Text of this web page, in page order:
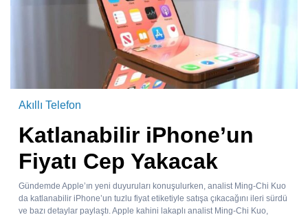
Akıllı Telefon
Katlanabilir iPhone’un
Fiyatı Cep Yakacak
Gündemde Apple’ın yeni duyuruları konuşulurken, analist Ming-Chi Kuo
da katlanabilir iPhone’un tuzlu fiyat etiketiyle satışa çıkacağını ileri sürdü
ve bazı detaylar paylaştı. Apple kahini lakaplı analist Ming-Chi Kuo,